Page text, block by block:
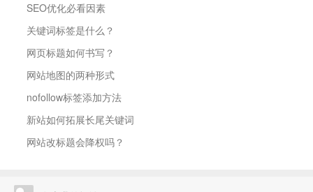
SEO优化必看因素
关键词标签是什么？
网页标题如何书写？
网站地图的两种形式
nofollow标签添加方法
新站如何拓展长尾关键词
网站改标题会降权吗？